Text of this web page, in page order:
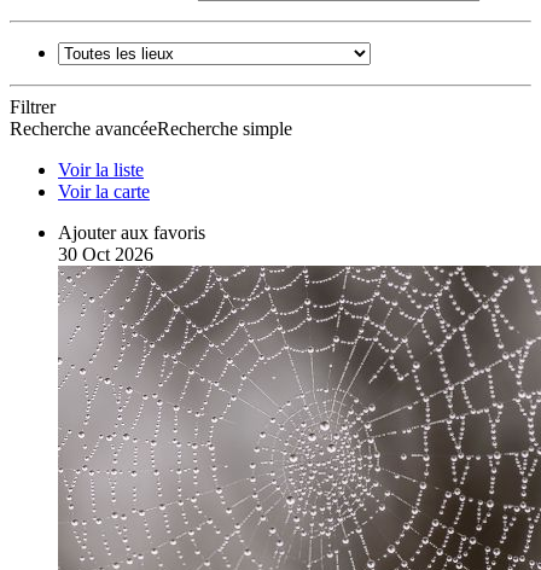
Filtrer
Recherche avancéeRecherche simple
Voir la liste
Voir la carte
Ajouter aux favoris
30 Oct 2026